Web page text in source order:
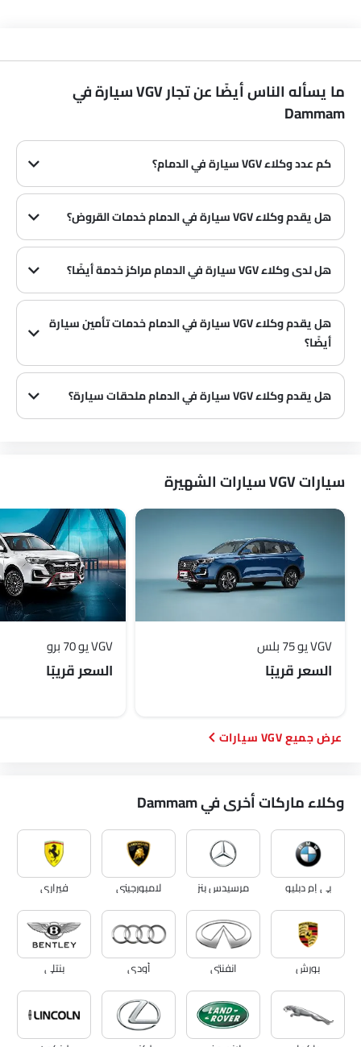
ما يسأله الناس أيضًا عن تجار VGV سيارة في
Dammam
كم عدد وكلاء VGV سيارة في الدمام؟
هل يقدم وكلاء VGV سيارة في الدمام خدمات القروض؟
هل لدى وكلاء VGV سيارة في الدمام مراكز خدمة أيضًا؟
هل يقدم وكلاء VGV سيارة في الدمام خدمات تأمين سيارة
أيضًا؟
هل يقدم وكلاء VGV سيارة في الدمام ملحقات سيارة؟
سيارات VGV سيارات الشهيرة
VGV يو 75 بلس
السعر قريبًا
VGV يو 70 برو
السعر قريبًا
VGV سيارات
وكلاء ماركات أخرى في Dammam
بي إم دبليو مرسيدس بنز لامبورجيني فيراري
بورش انفنتي أودي بنتلي